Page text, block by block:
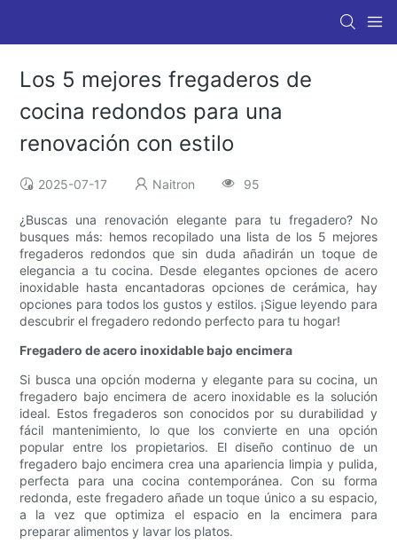
Los 5 mejores fregaderos de
cocina redondos para una
renovación con estilo
2025-07-17 Naitron 95
¿Buscas una renovación elegante para tu fregadero? No
busques más: hemos recopilado una lista de los 5 mejores
fregaderos redondos que sin duda añadirán un toque de
elegancia a tu cocina. Desde elegantes opciones de acero
inoxidable hasta encantadoras opciones de cerámica, hay
opciones para todos los gustos y estilos. ¡Sigue leyendo para
descubrir el fregadero redondo perfecto para tu hogar!
Fregadero de acero inoxidable bajo encimera
Si busca una opción moderna y elegante para su cocina, un
fregadero bajo encimera de acero inoxidable es la solución
ideal. Estos fregaderos son conocidos por su durabilidad y
fácil mantenimiento, lo que los convierte en una opción
popular entre los propietarios. El diseño continuo de un
fregadero bajo encimera crea una apariencia limpia y pulida,
perfecta para una cocina contemporánea. Con su forma
redonda, este fregadero añade un toque único a su espacio,
a la vez que optimiza el espacio en la encimera para
preparar alimentos y lavar los platos.